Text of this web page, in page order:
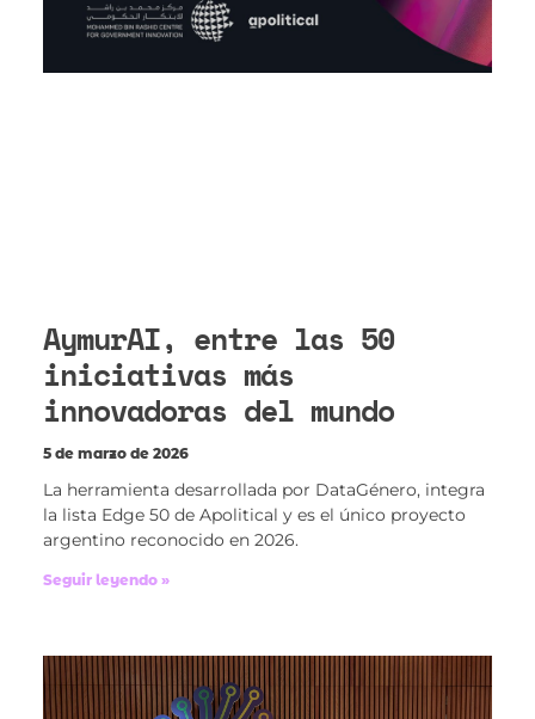
AymurAI, entre las 50
iniciativas más
innovadoras del mundo
5 de marzo de 2026
La herramienta desarrollada por DataGénero, integra
la lista Edge 50 de Apolitical y es el único proyecto
argentino reconocido en 2026.
Seguir leyendo »